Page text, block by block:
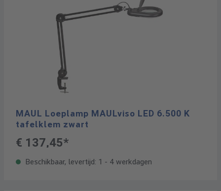
MAUL Loeplamp MAULviso LED 6.500 K
tafelklem zwart
€ 137,45*
Beschikbaar, levertijd: 1 - 4 werkdagen